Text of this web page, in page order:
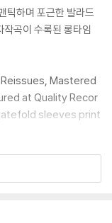
틱하며 포근한 발라드
곡이 수록된 롱타임
Mastered
at Quality Recor
sleeves print
눌림, 갈라짐이 발생